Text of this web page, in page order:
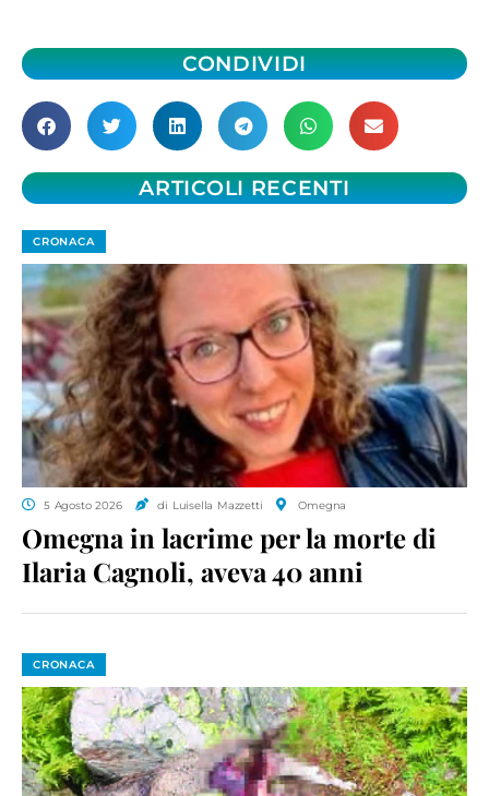
CONDIVIDI
ARTICOLI RECENTI
CRONACA
5 Agosto 2026 di Luisella Mazzetti Omegna
Omegna in lacrime per la morte di
Ilaria Cagnoli, aveva 40 anni
CRONACA